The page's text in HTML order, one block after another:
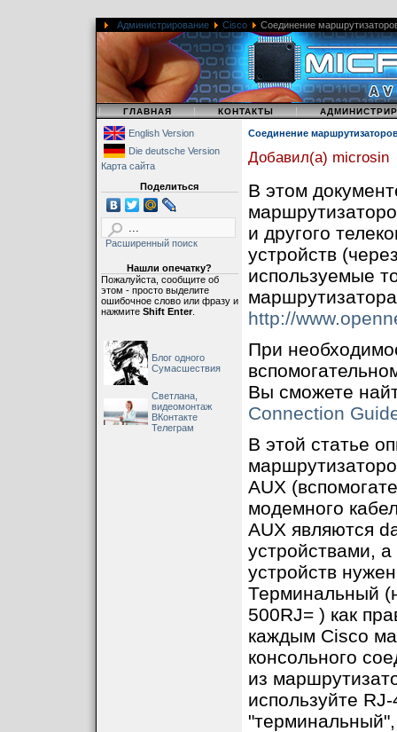
Администрирование Cisco Соединение
| ГЛАВНАЯ | КОНТАКТЫ |
English Version
Die deutsche Version
Карта сайта
Поделиться
Расширенный поиск
Нашли опечатку?
Пожалуйста, сообщите об
этом - просто выделите
ошибочное слово или фразу и
нажмите Shift Enter.
Блог одного
Сумасшествия
Светлана,
видеомонтаж
ВКонтакте
Телеграм
Соединение
Добавил(а) microsin
В этом
и другого
устройств
используемые
http://
При
Вы сможете
Connection
В этой статье
AUX
модемного
AUX являются
устройствами,
устройств
Терминальный
500RJ= ) как
каждым Сisco
консольного
из
используйте